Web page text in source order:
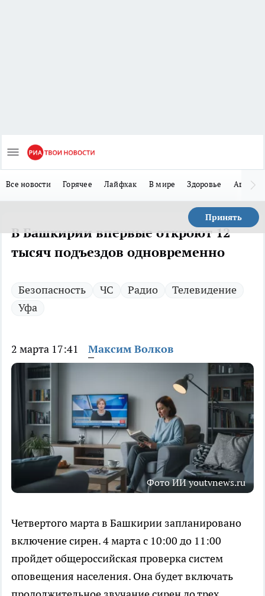
Все новости Горячее Лайфхак В мире Здоровье Авто
Принять
В Башкирии впервые откроют 12
тысяч подъездов одновременно
Безопасность ЧС Радио
Телевидение
Уфа
2 марта 17:41 Максим Волков
Фото ИИ youtvnews.ru
Четвертого марта в Башкирии запланировано
включение сирен. 4 марта с 10:00 до 11:00
пройдет общероссийская проверка систем
оповещения населения. Она будет включать